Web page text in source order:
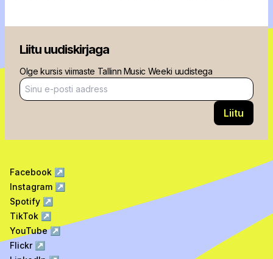
Liitu uudiskirjaga
Olge kursis viimaste Tallinn Music Weeki uudistega
E-posti aadress
Liitu
Facebook ↗
Instagram ↗
Spotify ↗
TikTok ↗
YouTube↗
Flickr↗